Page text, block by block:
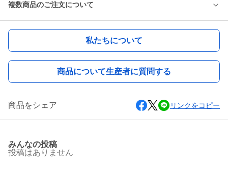
複数商品のご注文について
私たちについて
商品について生産者に質問する
商品をシェア リンクをコピー
みんなの投稿
投稿はありません